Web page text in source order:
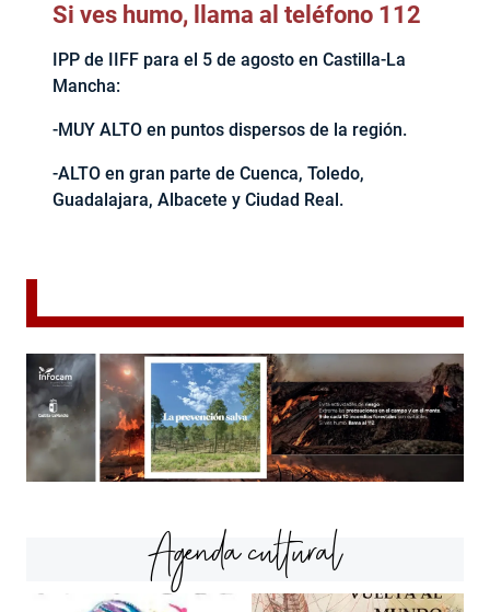
Si ves humo, llama al teléfono 112
IPP de IIFF para el 5 de agosto en Castilla-La
Mancha:
-MUY ALTO en puntos dispersos de la región.
-ALTO en gran parte de Cuenca, Toledo,
Guadalajara, Albacete y Ciudad Real.
Agenda cultural